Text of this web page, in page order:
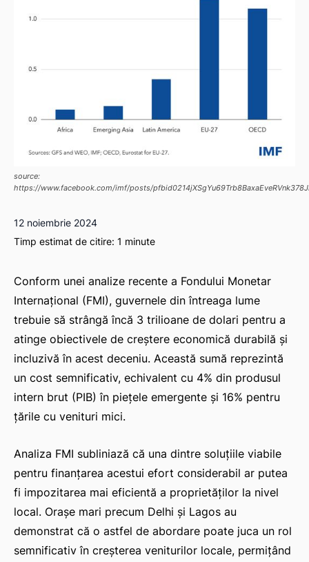
source:
https://www.facebook.com/imf/posts/
12 noiembrie 2024
Timp estimat de citire: 1 minute
Conform unei analize recente a Fondului Monetar
Internațional (FMI), guvernele din întreaga lume
trebuie să strângă încă 3 trilioane de dolari pentru a
atinge obiectivele de creștere economică durabilă și
incluzivă în acest deceniu. Această sumă reprezintă
un cost semnificativ, echivalent cu 4% din produsul
intern brut (PIB) în piețele emergente și 16% pentru
țările cu venituri mici.
Analiza FMI subliniază că una dintre soluțiile viabile
pentru finanțarea acestui efort considerabil ar putea
fi impozitarea mai eficientă a proprietăților la nivel
local. Orașe mari precum Delhi și Lagos au
demonstrat că o astfel de abordare poate juca un rol
semnificativ în creșterea veniturilor locale, permițând